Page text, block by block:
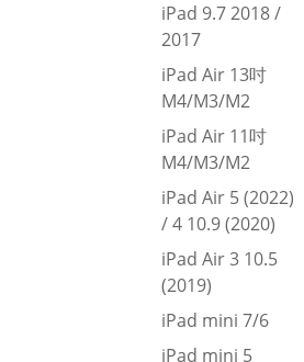
iPad 9.7 2018 /
2017
iPad Air 13吋
M4/M3/M2
iPad Air 11吋
M4/M3/M2
iPad Air 5 (2022)
/ 4 10.9 (2020)
iPad Air 3 10.5
(2019)
iPad mini 7/6
iPad mini 5